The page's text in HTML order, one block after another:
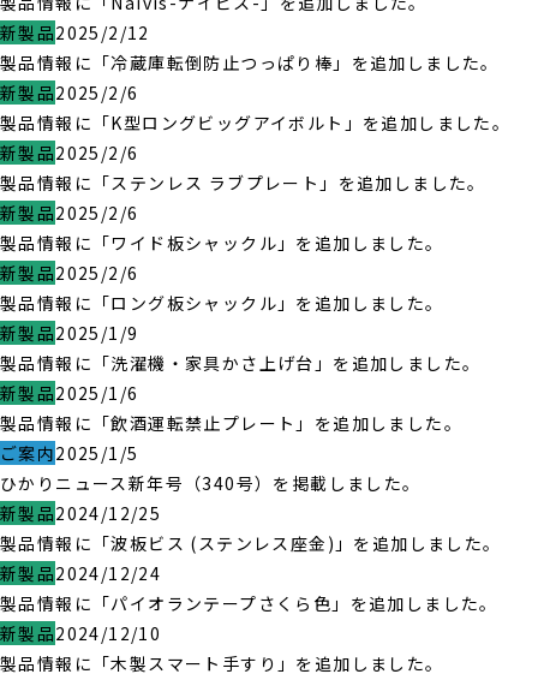
新製品2025/2/12
製品情報に「冷蔵庫転倒防止つっぱり棒」を追加しました。
新製品2025/2/6
製品情報に「K型ロングビッグアイボルト」を追加しました。
新製品2025/2/6
製品情報に「ステンレス ラブプレート」を追加しました。
新製品2025/2/6
製品情報に「ワイド板シャックル」を追加しました。
新製品2025/2/6
製品情報に「ロング板シャックル」を追加しました。
新製品2025/1/9
製品情報に「洗濯機・家具かさ上げ台」を追加しました。
新製品2025/1/6
製品情報に「飲酒運転禁止プレート」を追加しました。
ご案内2025/1/5
ひかりニュース新年号（340号）を掲載しました。
新製品2024/12/25
製品情報に「波板ビス (ステンレス座金)」を追加しました。
新製品2024/12/24
製品情報に「パイオランテープさくら色」を追加しました。
新製品2024/12/10
製品情報に「木製スマート手すり」を追加しました。